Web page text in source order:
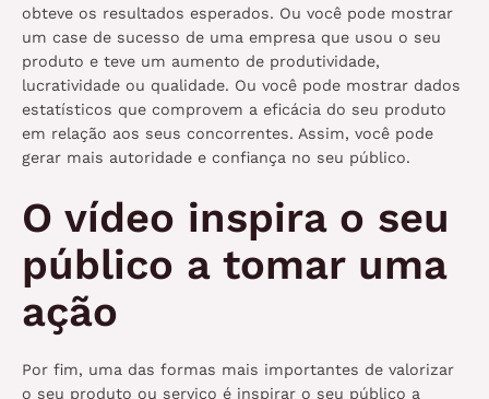
obteve os resultados esperados. Ou você pode mostrar
um case de sucesso de uma empresa que usou o seu
produto e teve um aumento de produtividade,
lucratividade ou qualidade. Ou você pode mostrar dados
estatísticos que comprovem a eficácia do seu produto
em relação aos seus concorrentes. Assim, você pode
gerar mais autoridade e confiança no seu público.
O vídeo inspira o seu
público a tomar uma
ação
Por fim, uma das formas mais importantes de valorizar
o seu produto ou serviço é inspirar o seu público a